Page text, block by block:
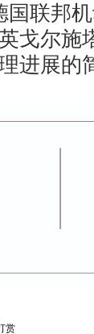
国联邦
戈尔施
进展的
赏